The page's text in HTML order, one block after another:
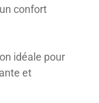
confort
idéale pour
et